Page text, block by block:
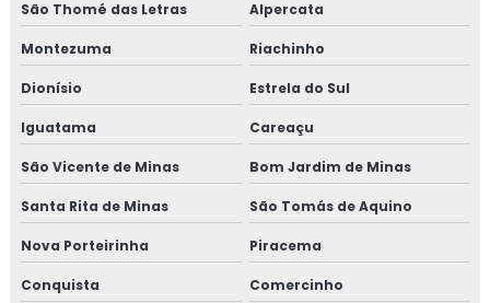
São Thomé das Letras Alpercata
Montezuma Riachinho
Dionísio Estrela do Sul
Iguatama Careaçu
São Vicente de Minas Bom Jardim de Minas
Santa Rita de Minas São Tomás de Aquino
Nova Porteirinha Piracema
Conquista Comercinho